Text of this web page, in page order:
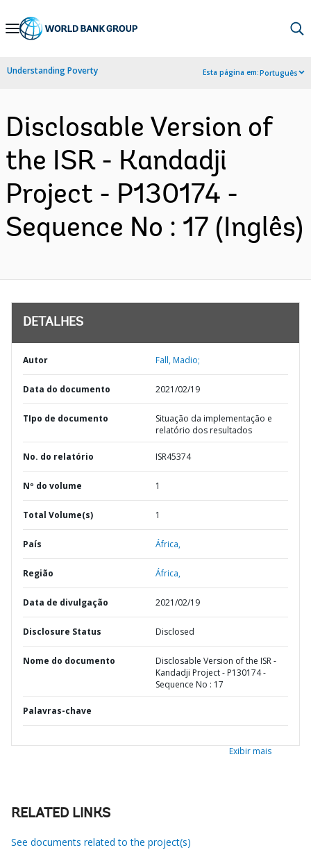
Skip
Navigation
Understanding Poverty Esta página em:Português
Disclosable Version of
the ISR - Kandadji
Project - P130174 -
Sequence No : 17 (Inglês)
DETALHES
Autor Fall, Madio;
Data do documento 2021/02/19
TIpo de documento
Situação da implementação e
relatório dos resultados
No. do relatório ISR45374
Nº do volume 1
Total Volume(s) 1
País África,
Região África,
Data de divulgação 2021/02/19
Disclosure Status Disclosed
Nome do documento
Disclosable Version of the ISR -
Kandadji Project - P130174 -
Sequence No : 17
Palavras-chave
Exibir mais
RELATED LINKS
See documents related to the project(s)